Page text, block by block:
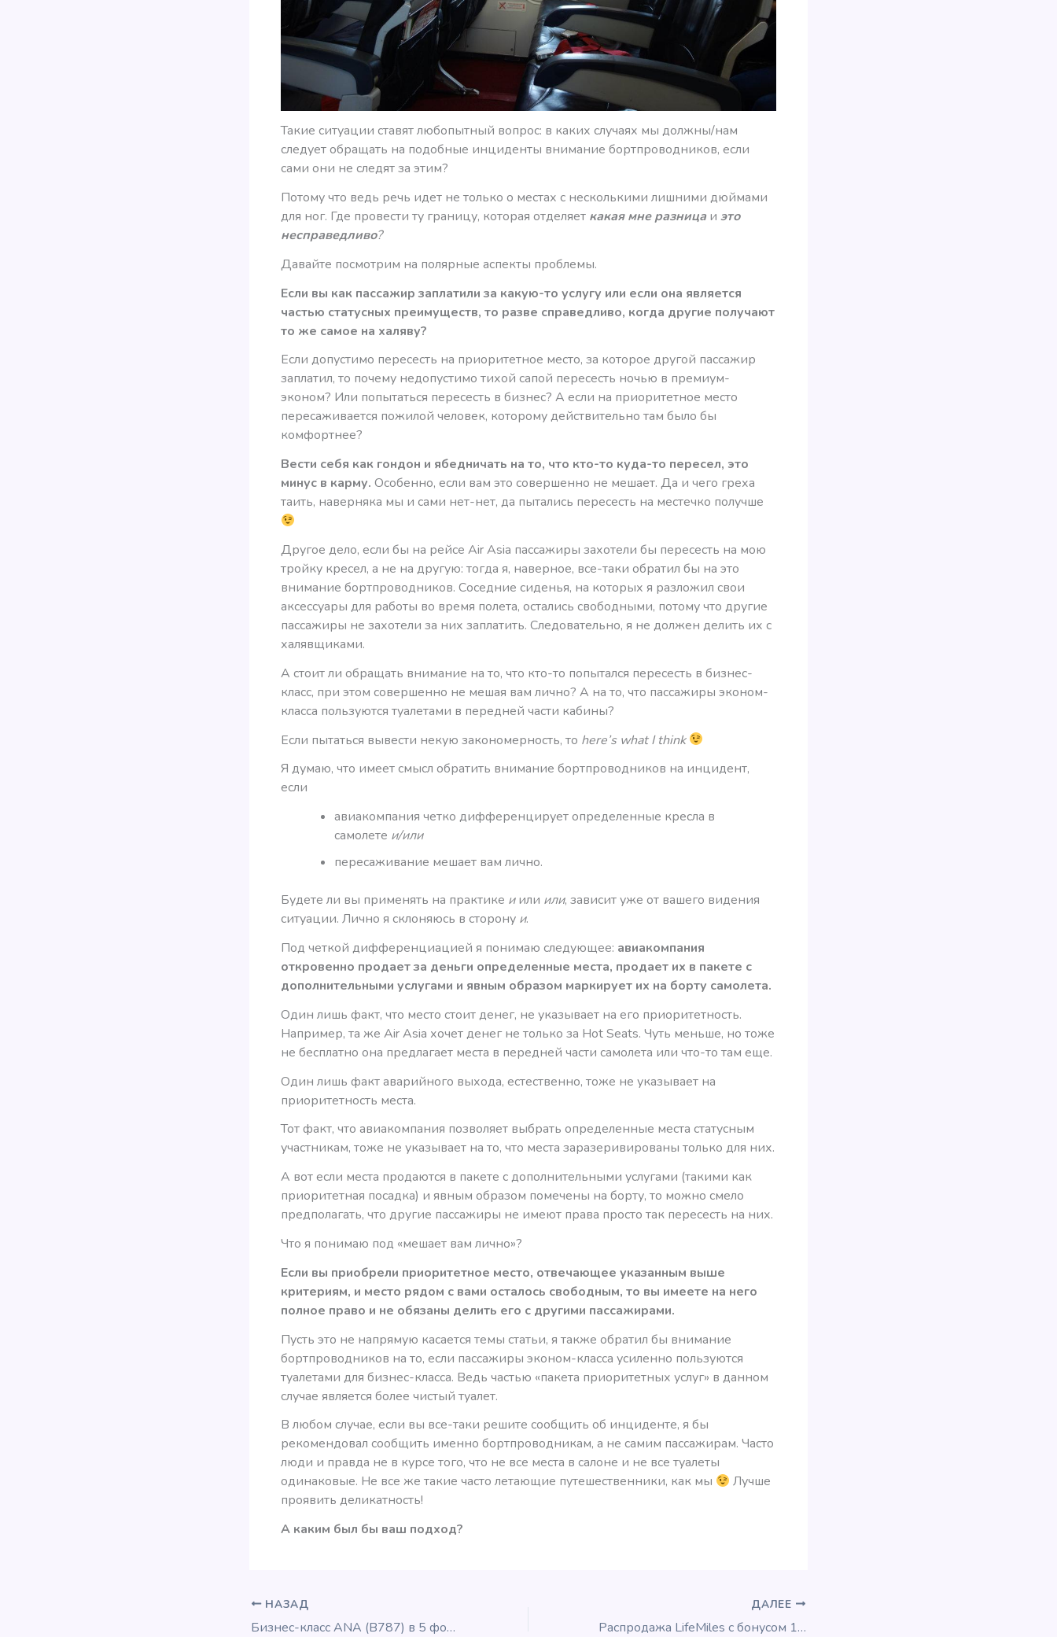
Такие ситуации ставят любопытный вопрос: в каких случаях мы должны/нам
следует обращать на подобные инциденты внимание бортпроводников, если
сами они не следят за этим?
Потому что ведь речь идет не только о местах с несколькими лишними дюймами
для ног. Где провести ту границу, которая отделяет какая мне разница и это
несправедливо?
Давайте посмотрим на полярные аспекты проблемы.
Если вы как пассажир заплатили за какую-то услугу или если она является
частью статусных преимуществ, то разве справедливо, когда другие получают
то же самое на халяву?
Если допустимо пересесть на приоритетное место, за которое другой пассажир
заплатил, то почему недопустимо тихой сапой пересесть ночью в премиум-
эконом? Или попытаться пересесть в бизнес? А если на приоритетное место
пересаживается пожилой человек, которому действительно там было бы
комфортнее?
Вести себя как гондон и ябедничать на то, что кто-то куда-то пересел, это
минус в карму. Особенно, если вам это совершенно не мешает. Да и чего греха
таить, наверняка мы и сами нет-нет, да пытались пересесть на местечко получше
Другое дело, если бы на рейсе Air Asia пассажиры захотели бы пересесть на мою
тройку кресел, а не на другую: тогда я, наверное, все-таки обратил бы на это
внимание бортпроводников. Соседние сиденья, на которых я разложил свои
аксессуары для работы во время полета, остались свободными, потому что другие
пассажиры не захотели за них заплатить. Следовательно, я не должен делить их с
халявщиками.
А стоит ли обращать внимание на то, что кто-то попытался пересесть в бизнес-
класс, при этом совершенно не мешая вам лично? А на то, что пассажиры эконом-
класса пользуются туалетами в передней части кабины?
Если пытаться вывести некую закономерность, то here’s what I think
Я думаю, что имеет смысл обратить внимание бортпроводников на инцидент,
если
авиакомпания четко дифференцирует определенные кресла в
самолете и/или
пересаживание мешает вам лично.
Будете ли вы применять на практике иили или, зависит уже от вашего видения
ситуации. Лично я склоняюсь в сторону и.
Под четкой дифференциацией я понимаю следующее: авиакомпания
откровенно продает за деньги определенные места, продает их в пакете с
дополнительными услугами и явным образом маркирует их на борту самолета.
Один лишь факт, что место стоит денег, не указывает на его приоритетность.
Например, та же Air Asia хочет денег не только за Hot Seats. Чуть меньше, но тоже
не бесплатно она предлагает места в передней части самолета или что-то там еще.
Один лишь факт аварийного выхода, естественно, тоже не указывает на
приоритетность места.
Тот факт, что авиакомпания позволяет выбрать определенные места статусным
участникам, тоже не указывает на то, что места заразеривированы только для них.
А вот если места продаются в пакете с дополнительными услугами (такими как
приоритетная посадка) и явным образом помечены на борту, то можно смело
предполагать, что другие пассажиры не имеют права просто так пересесть на них.
Что я понимаю под «мешает вам лично»?
Если вы приобрели приоритетное место, отвечающее указанным выше
критериям, и место рядом с вами осталось свободным, то вы имеете на него
полное право и не обязаны делить его с другими пассажирами.
Пусть это не напрямую касается темы статьи, я также обратил бы внимание
бортпроводников на то, если пассажиры эконом-класса усиленно пользуются
туалетами для бизнес-класса. Ведь частью «пакета приоритетных услуг» в данном
случае является более чистый туалет.
В любом случае, если вы все-таки решите сообщить об инциденте, я бы
рекомендовал сообщить именно бортпроводникам, а не самим пассажирам. Часто
люди и правда не в курсе того, что не все места в салоне и не все туалеты
одинаковые. Не все же такие часто летающие путешественники, как мы
Лучше
проявить деликатность!
А каким был бы ваш подход?
НАЗАД
Бизнес-класс ANA (B787) в 5 фотографиях
ДАЛЕЕ
Распродажа LifeMiles с бонусом 145%